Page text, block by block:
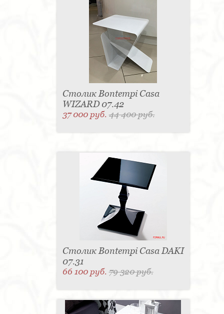
Столик Bontempi Casa
WIZARD 07.42
37 000 руб.44 400 руб.
Столик Bontempi Casa DAKI
07.31
66 100 руб.79 320 руб.